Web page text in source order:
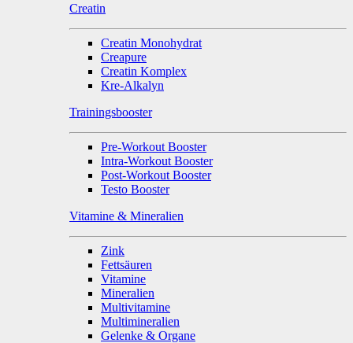
Creatin
Creatin Monohydrat
Creapure
Creatin Komplex
Kre-Alkalyn
Trainingsbooster
Pre-Workout Booster
Intra-Workout Booster
Post-Workout Booster
Testo Booster
Vitamine & Mineralien
Zink
Fettsäuren
Vitamine
Mineralien
Multivitamine
Multimineralien
Gelenke & Organe